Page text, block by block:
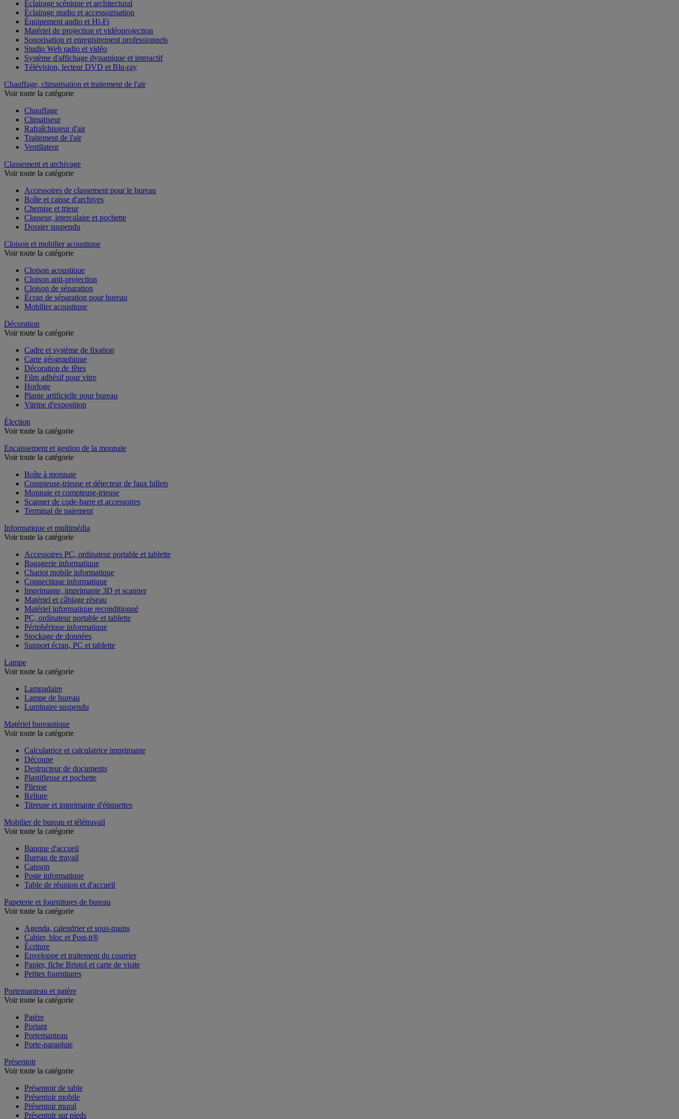
Connectique audio et vidéo
Éclairage scénique et architectural
Éclairage studio et accessoirisation
Équipement audio et Hi-Fi
Matériel de projection et vidéoprojection
Sonorisation et enregistrement professionnels
Studio Web radio et vidéo
Système d'affichage dynamique et interactif
Chauffage, climatisation et traitement de l'air
Chauffage
Climatiseur
Rafraîchisseur d'air
Traitement de l'air
Classement et archivage
Accessoires de classement pour le bureau
Boîte et caisse d'archives
Chemise et trieur
Classeur, intercalaire et pochette
Cloison et mobilier acoustique
Cloison acoustique
Cloison anti-projection
Cloison de séparation
Écran de séparation pour bureau
Décoration
Cadre et système de fixation
Carte géographique
Décoration de fêtes
Film adhésif pour vitre
Horloge
Plante artificielle pour bureau
Élection
Encaissement et gestion de la monnaie
Boîte à monnaie
Compteuse-trieuse et détecteur de faux billets
Monnaie et compteuse-trieuse
Scanner de code-barre et accessoires
Informatique et multimédia
Accessoires PC, ordinateur portable et tablette
Bagagerie informatique
Chariot mobile informatique
Connectique informatique
Imprimante, imprimante 3D et scanner
Matériel et câblage réseau
Matériel informatique reconditionné
PC, ordinateur portable et tablette
Périphérique informatique
Stockage de données
Lampe
Lampadaire
Lampe de bureau
Matériel bureautique
Calculatrice et calculatrice imprimante
Découpe
Destructeur de documents
Plastifieuse et pochette
Plieuse
Reliure
Mobilier de bureau et télétravail
Banque d'accueil
Bureau de travail
Caisson
Poste informatique
Papeterie et fournitures de bureau
Agenda, calendrier et sous-mains
Cahier, bloc et Post-it®
Écriture
Enveloppe et traitement du courrier
Papier, fiche Bristol et carte de visite
Portemanteau et patère
Patère
Portant
Portemanteau
Présentoir
Présentoir de table
Présentoir mobile
Présentoir mural